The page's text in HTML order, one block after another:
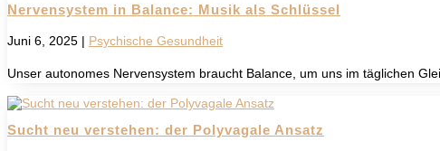
Nervensystem in Balance: Musik als Schlüssel
Juni 6, 2025 | Psychische Gesundheit
Unser autonomes Nervensystem braucht Balance, um uns im täglichen
Sucht neu verstehen: der Polyvagale Ansatz